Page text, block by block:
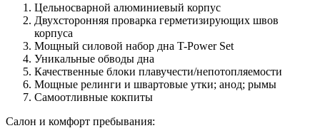
Цельносварной алюминиевый корпус
Двухсторонняя проварка герметизирующих швов
корпуса
Мощный силовой набор дна T-Power Set
Уникальные обводы дна
Качественные блоки плавучести/непотопляемости
Мощные релинги и швартовые утки; анод; рымы
Самоотливные кокпиты
Салон и комфорт пребывания: